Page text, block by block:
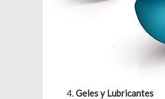
Geles y Lubricantes